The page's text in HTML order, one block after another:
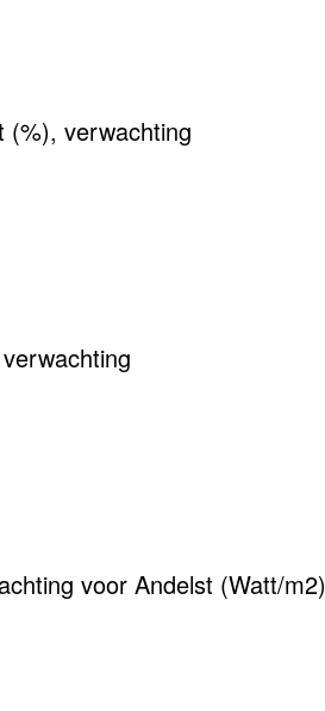
(%), verwachting
voor Andelst (Watt/m2)